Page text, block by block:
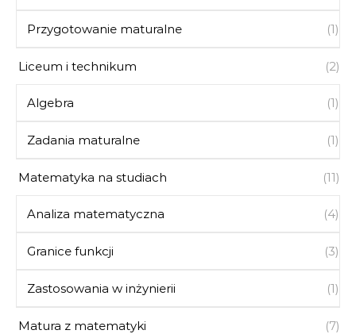
Przygotowanie maturalne (1)
Liceum i technikum (2)
Algebra (1)
Zadania maturalne (1)
Matematyka na studiach (11)
Analiza matematyczna (4)
Granice funkcji (3)
Zastosowania w inżynierii (1)
Matura z matematyki (7)